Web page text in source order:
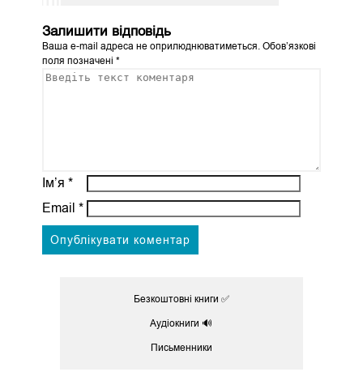
Залишити відповідь
Ваша e-mail адреса не оприлюднюватиметься.Обов’язкові
поля позначені *
Ім’я *
Email *
Безкоштовні книги ✅
Аудіокниги 🔊
Письменники